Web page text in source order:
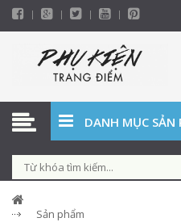
DANH MỤC SẢN
Sản phẩm